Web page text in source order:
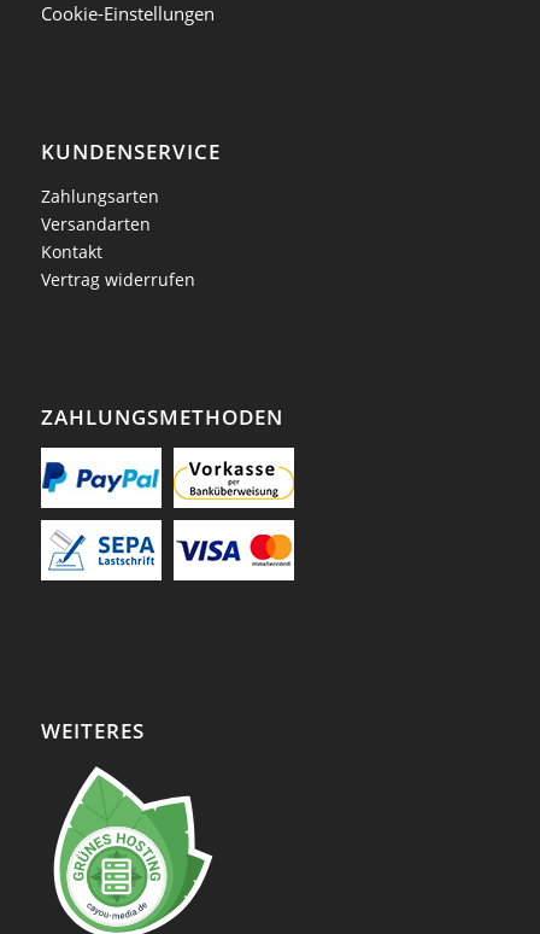
Cookie-Einstellungen
KUNDENSERVICE
Zahlungsarten
Versandarten
Kontakt
Vertrag widerrufen
ZAHLUNGSMETHODEN
WEITERES